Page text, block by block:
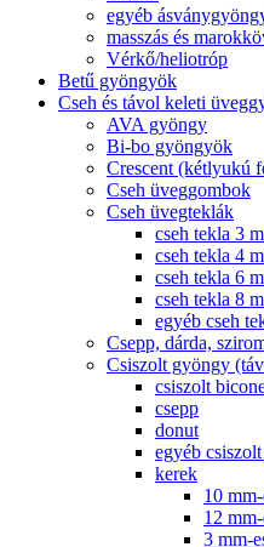
egyéb
masszás és
Vérkő/heliotróp
Betű gyöngyök
Cseh és távol keleti
AVA gyöngy
Bi-bo gyöngyök
Crescent (kétlyukú
Cseh üveggombok
Cseh üvegteklák
cseh tekla 3
cseh tekla 4
cseh tekla 6
cseh tekla 8
egyéb cseh
Csepp, dárda,
Csiszolt gyöngy
csiszolt
csepp
donut
egyéb
kerek
10
12
3 mm-